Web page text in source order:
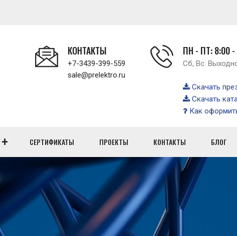
КОНТАКТЫ
+7-3439-399-559
sale@prelektro.ru
ПН - ПТ: 8:00 -
Сб, Вс:
Скачать
Скачать
Как
СЕРТИФИКАТЫ ПРОЕКТЫ КОНТАКТЫ БЛОГ